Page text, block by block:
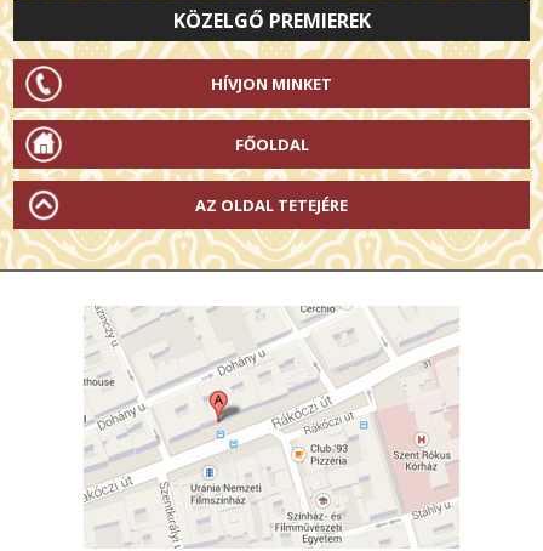
KÖZELGŐ PREMIEREK
HÍVJON MINKET
FŐOLDAL
AZ OLDAL TETEJÉRE